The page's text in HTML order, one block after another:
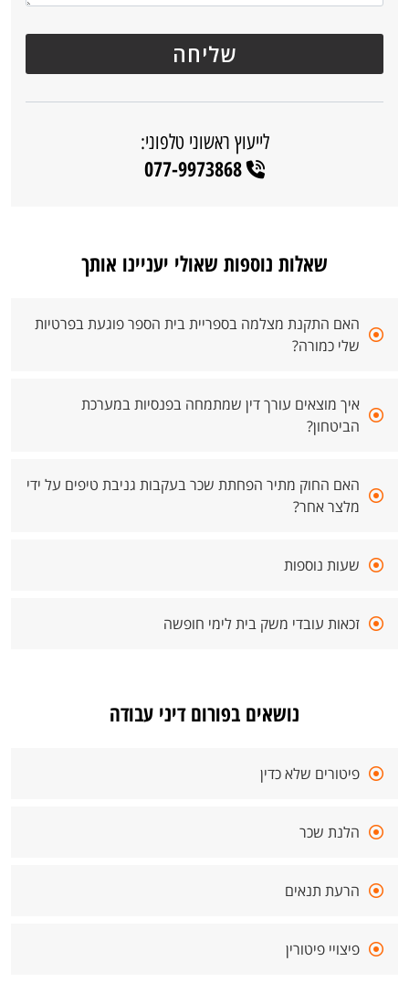
לייעוץ ראשוני טלפוני:
077-9973868
שאלות נוספות שאולי יעניינו אותך
האם התקנת מצלמה בספריית בית הספר פוגעת בפרטיות
שלי כמורה?
איך מוצאים עורך דין שמתמחה בפנסיות במערכת
הביטחון?
האם החוק מתיר הפחתת שכר בעקבות גניבת טיפים על ידי
מלצר אחר?
שעות נוספות
זכאות עובדי משק בית לימי חופשה
נושאים בפורום דיני עבודה
פיטורים שלא כדין
הלנת שכר
הרעת תנאים
פיצויי פיטורין